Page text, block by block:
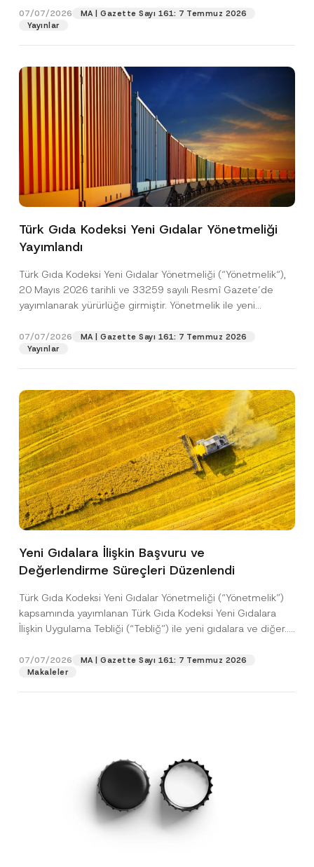
07/07/2026
MA | Gazette Sayı 161: 7 Temmuz 2026
Yayınlar
Türk Gıda Kodeksi Yeni Gıdalar Yönetmeliği
Yayımlandı
Türk Gıda Kodeksi Yeni Gıdalar Yönetmeliği (“Yönetmelik“),
20 Mayıs 2026 tarihli ve 33259 sayılı Resmî Gazete’de
yayımlanarak yürürlüğe girmiştir. Yönetmelik ile yeni
07/07/2026
MA | Gazette Sayı 161: 7 Temmuz 2026
Yayınlar
Yeni Gıdalara İlişkin Başvuru ve
Değerlendirme Süreçleri Düzenlendi
Türk Gıda Kodeksi Yeni Gıdalar Yönetmeliği (“Yönetmelik”)
kapsamında yayımlanan Türk Gıda Kodeksi Yeni Gıdalara
İlişkin Uygulama Tebliği (“Tebliğ”) ile yeni gıdalara ve diğer...
07/07/2026
MA | Gazette Sayı 161: 7 Temmuz 2026
Makaleler
Pozisyon
E-Posta Adresi
Telefon Numarası
P
i
v
a
c
o
t
c
*
Bu iletişim formu aracılığıyla sağlanan kişisel
anladım.
A
p
o
v
*
Bu iletişim formunu göndererek,aydınlatma
metninde açıklanan şekilde kişisel verilerimin